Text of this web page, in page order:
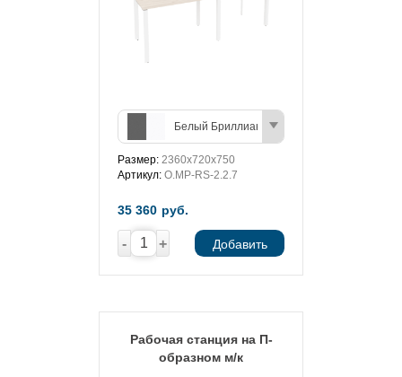
Белый Бриллиант/Антрацит
Размер: 2360х720х750
Артикул: O.MP-RS-2.2.7
35 360 руб.
- + Добавить
Рабочая станция на П-
образном м/к